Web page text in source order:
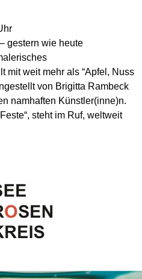
gestern wie heute
mit weit mehr als “Apfel, Nuss
von Brigitta Rambeck
namhaften Künstler(inne)n.
steht im Ruf, weltweit